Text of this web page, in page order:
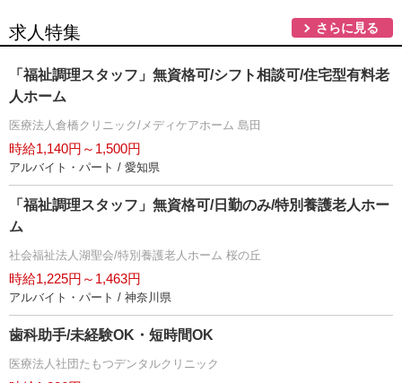
求人特集 さらに見る
「福祉調理スタッフ」無資格可/シフト相談可/住宅型有料老
人ホーム
医療法人倉橋クリニック/メディケアホーム 島田
時給1,140円～1,500円
アルバイト・パート / 愛知県
「福祉調理スタッフ」無資格可/日勤のみ/特別養護老人ホー
ム
社会福祉法人湖聖会/特別養護老人ホーム 桜の丘
時給1,225円～1,463円
アルバイト・パート / 神奈川県
歯科助手/未経験OK・短時間OK
医療法人社団たもつデンタルクリニック